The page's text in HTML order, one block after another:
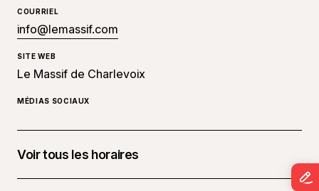
COURRIEL
info@lemassif.com
SITE WEB
Le Massif de Charlevoix
MÉDIAS SOCIAUX
Voir tous les horaires